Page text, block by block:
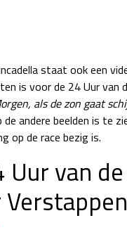
staat ook een
is voor de 24 Uur van
als de zon gaat
andere beelden is te
op de race bezig is.
van de